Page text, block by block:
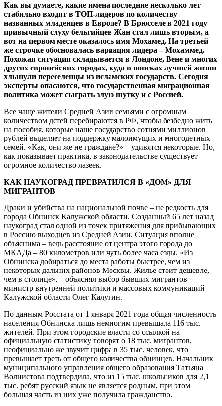
Как вы думаете, какие имена последние несколько лет
стабильно входят в ТОП-лидеров по количеству
названных младенцев в Европе? В Брюсселе в 2021 году
привычный слуху бельгийцев Жан стал лишь вторым, а
вот на первом месте оказалось имя Мохамед. На третьей
же строчке обосновалась вариация лидера – Мохаммед.
Похожая ситуация складывается в Лондоне, Вене и многих
других европейских городах, куда в поисках лучшей жизни
хлынули переселенцы из исламских государств. Сегодня
эксперты опасаются, что государственная миграционная
политика может сыграть злую шутку и с Россией.
Все чаще жители Средней Азии семьями с огромным
количеством детей перебираются в РФ, чтобы безбедно жить
на пособия, которые наше государство сотнями миллионов
рублей выделяет на поддержку малоимущих и многодетных
семей. «Как, они же не граждане?» – удивятся некоторые. Но,
как показывает практика, в законодательстве существует
огромное количество лазеек.
КАК НАУКОГРАД ПРЕВРАТИЛСЯ В «ДОМ» ДЛЯ
МИГРАНТОВ
Драки и убийства на национальной почве – не редкость для
города Обнинск Калужской области. Созданный 65 лет назад
наукоград стал одной из точек притяжения для прибывающих
в Россию выходцев из Средней Азии. Ситуация вполне
объяснима – ведь расстояние от центра этого города до
МКАДа – 80 километров или чуть более часа езды. «Из
Обнинска добираться до места работы быстрее, чем из
некоторых дальних районов Москвы. Жилье стоит дешевле,
чем в столице», – объяснял выбор бывших мигрантов
министр внутренней политики и массовых коммуникаций
Калужской области Олег Калугин.
По данным Росстата от 1 января 2021 года общая численность
населения Обнинска лишь немногим превышала 116 тыс.
жителей. При этом городские власти со ссылкой на
официальную статистику говорят о 18 тыс. мигрантов,
неофициально же звучит цифра в 35 тыс. человек, что
превышает треть от общего количества обнинцев. Начальник
муниципального управления общего образования Татьяна
Волнистова подтвердила, что из 15 тыс. школьников для 2,1
тыс. ребят русский язык не является родным, при этом
большая часть из них уже получила гражданство.